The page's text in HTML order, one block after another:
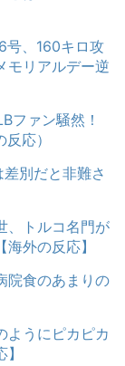
号、160キロ攻
モリアルデー逆
ファン騒然！
応）
別だと非難さ
、トルコ名門が
外の反応】
院食のあまりの
ようにピカピカ